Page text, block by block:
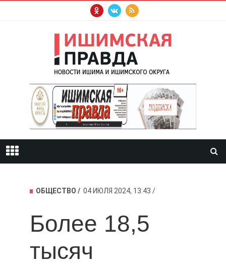
ОБЩЕСТВО 04 ИЮЛЯ 2024, 13:43
Более 18,5
тысяч